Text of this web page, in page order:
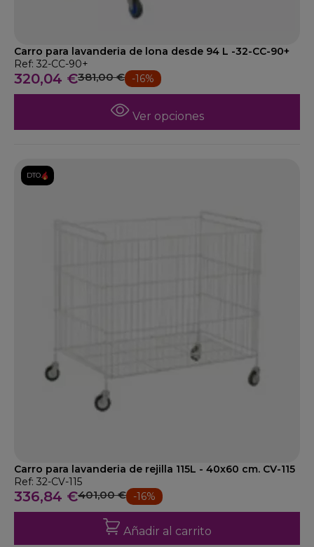
Carro para lavanderia de lona desde 94 L -32-CC-90+
Ref: 32-CC-90+
320,04 €381,00 € -16%
Ver opciones
DTO.
Carro para lavanderia de rejilla 115L - 40x60 cm. CV-115
Ref: 32-CV-115
336,84 €401,00 € -16%
Añadir al carrito